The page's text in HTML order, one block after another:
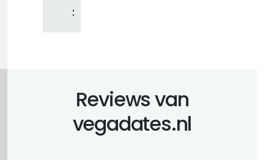
:
Reviews van
vegadates.nl